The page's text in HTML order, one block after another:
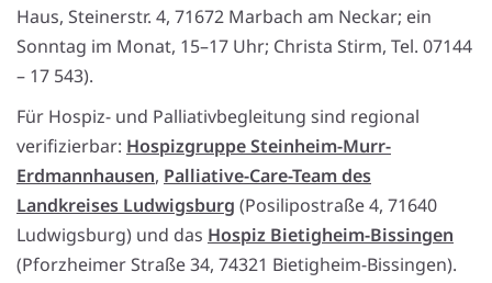
Haus, Steinerstr. 4, 71672 Marbach am Neckar; ein
Sonntag im Monat, 15–17 Uhr; Christa Stirm, Tel. 07144
– 17 543).
Für Hospiz- und Palliativbegleitung sind regional
verifizierbar: Hospizgruppe Steinheim-Murr-
Erdmannhausen, Palliative-Care-Team des
Landkreises Ludwigsburg (Posilipostraße 4, 71640
Ludwigsburg) und das Hospiz Bietigheim-Bissingen
(Pforzheimer Straße 34, 74321 Bietigheim-Bissingen).